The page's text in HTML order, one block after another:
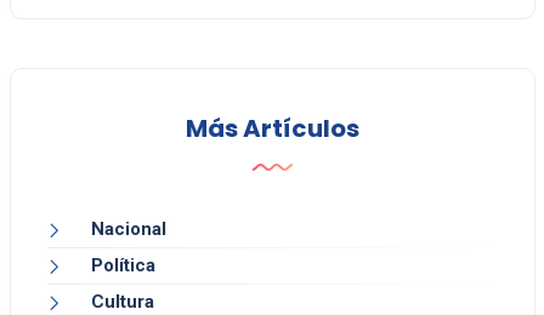
Más Artículos
Nacional
Política
Cultura